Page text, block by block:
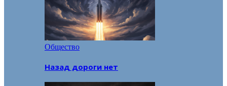
Общество
Назад дороги нет